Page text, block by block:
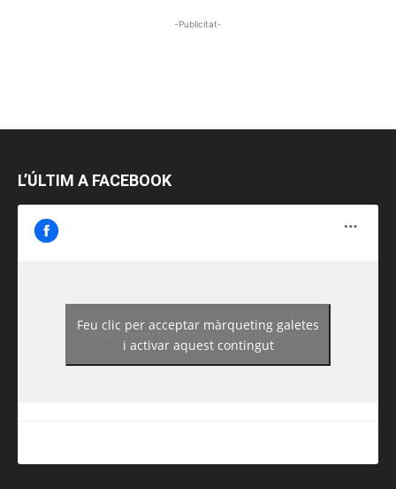
-Publicitat-
L’ÚLTIM A FACEBOOK
https://www.facebook.com/guiadereus/
Feu clic per acceptar màrqueting galetes
i activar aquest contingut